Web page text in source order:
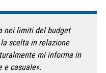
nei limiti del budget
scelta in relazione
mi informa in
e casuale».